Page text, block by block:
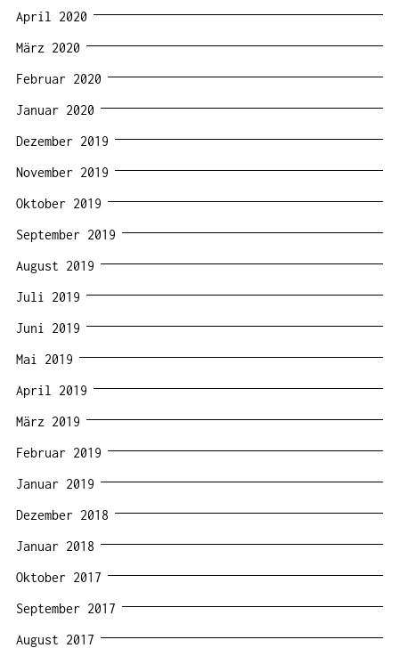
April 2020
März 2020
Februar 2020
Januar 2020
Dezember 2019
November 2019
Oktober 2019
September 2019
August 2019
Juli 2019
Juni 2019
Mai 2019
April 2019
März 2019
Februar 2019
Januar 2019
Dezember 2018
Januar 2018
Oktober 2017
September 2017
August 2017